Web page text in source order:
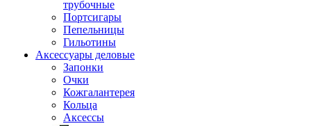
трубочные
Портсигары
Пепельницы
Гильотины
Аксессуары деловые
Запонки
Очки
Кожгалантерея
Кольца
Аксессы